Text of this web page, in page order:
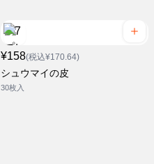
¥158(税込¥170.64)
シュウマイの皮
30枚入